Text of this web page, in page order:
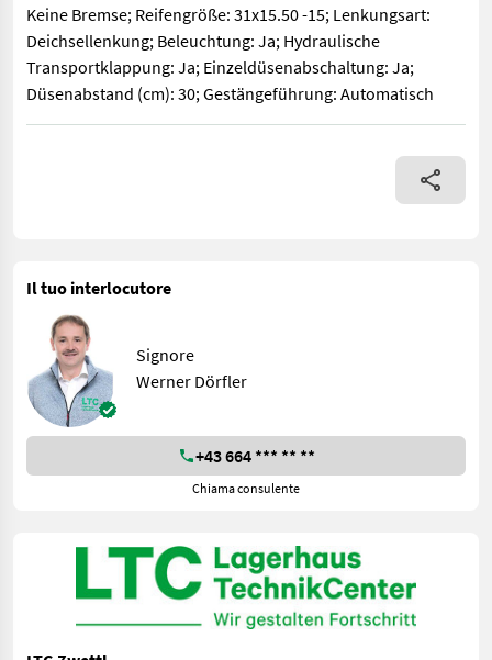
Keine Bremse; Reifengröße: 31x15.50 -15; Lenkungsart:
Deichsellenkung; Beleuchtung: Ja; Hydraulische
Transportklappung: Ja; Einzeldüsenabschaltung: Ja;
Düsenabstand (cm): 30; Gestängeführung: Automatisch
Klassifizierung: Gebrauchtmaschine; Seriennummer/
Il tuo interlocutore
Signore
Werner Dörfler
+43 664 *** ** **
Chiama consulente